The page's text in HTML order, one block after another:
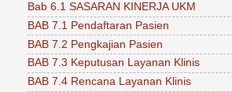
Bab 6.1 SASARAN KINERJA UKM
BAB 7.1 Pendaftaran Pasien
BAB 7.2 Pengkajian Pasien
BAB 7.3 Keputusan Layanan Klinis
BAB 7.4 Rencana Layanan Klinis